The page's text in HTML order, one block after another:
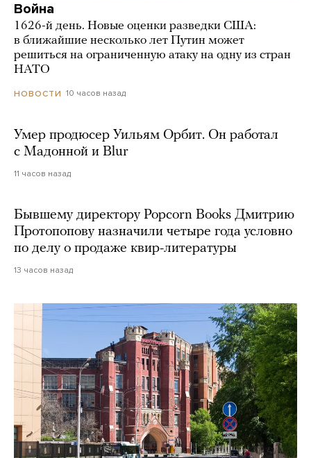
Война
1626-й день. Новые оценки разведки США:
в ближайшие несколько лет Путин может
решиться на ограниченную атаку на одну из стран
НАТО
НОВОСТИ 10 часов назад
Умер продюсер Уильям Орбит. Он работал
с Мадонной и Blur
11 часов назад
Бывшему директору Popcorn Books Дмитрию
Протопопову назначили четыре года условно
по делу о продаже квир-литературы
13 часов назад